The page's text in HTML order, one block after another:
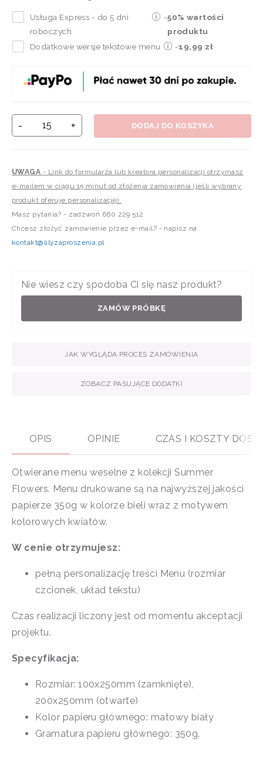
Usługa Express - do 5 dni
roboczych
-50% wartości
produktu
Dodatkowe wersje tekstowe menu
-19,99 zł
- + DODAJ DO KOSZYKA
UWAGA - Link do formularza lub kreatora personalizacji otrzymasz
e-mailem w ciągu 15 minut od złożenia zamówienia (jeśli wybrany
produkt oferuje personalizację).
Masz pytania? - zadzwoń 660 229 512
Chcesz złożyć zamówienie przez e-mail? - napisz na
kontakt@lilyzaproszenia.pl
Nie wiesz czy spodoba Ci się nasz produkt?
ZAMÓW PRÓBKĘ
JAK WYGLĄDA PROCES ZAMÓWIENIA
ZOBACZ PASUJĄCE DODATKI
OPIS OPINIE CZAS I KOSZTY
Otwierane menu weselne z kolekcji Summer
Flowers. Menu drukowane są na najwyższej jakości
papierze 350g w kolorze bieli wraz z motywem
kolorowych kwiatów.
W cenie otrzymujesz:
pełną personalizację treści Menu (rozmiar
czcionek, układ tekstu)
Czas realizacji liczony jest od momentu akceptacji
projektu.
Specyfikacja:
Rozmiar: 100x250mm (zamknięte),
200x250mm (otwarte)
Kolor papieru głównego: matowy biały
Gramatura papieru głównego: 350g.